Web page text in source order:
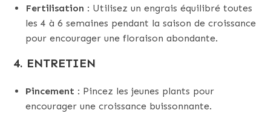
Fertilisation : Utilisez un engrais équilibré toutes
les 4 à 6 semaines pendant la saison de croissance
pour encourager une floraison abondante.
4. ENTRETIEN
Pincement : Pincez les jeunes plants pour
encourager une croissance buissonnante.